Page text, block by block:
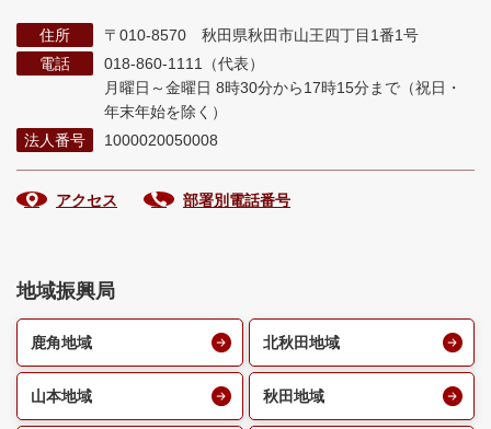
住所
〒010-8570 秋田県秋田市山王四丁目1番1号
電話
018-860-1111（代表）
月曜日～金曜日 8時30分から17時15分まで （祝日・
年末年始を除く）
法人番号
1000020050008
アクセス 部署別電話番号
地域振興局
鹿角地域 北秋田地域
山本地域 秋田地域